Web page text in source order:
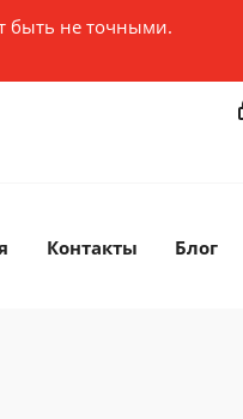
быть не точными.
Контакты Блог